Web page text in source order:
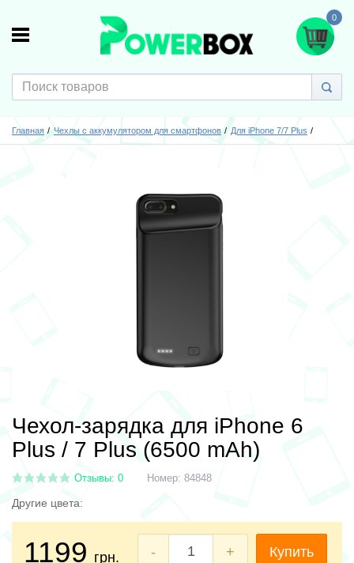
0
Главная Чехлы с аккумулятором для смартфонов Для iPhone 7/7 Plus
Чехол-зарядка для iPhone 6
Plus / 7 Plus (6500 mAh)
Отзывы: 0 Номер: 84848
Другие цвета:
1199 грн. - + Купить